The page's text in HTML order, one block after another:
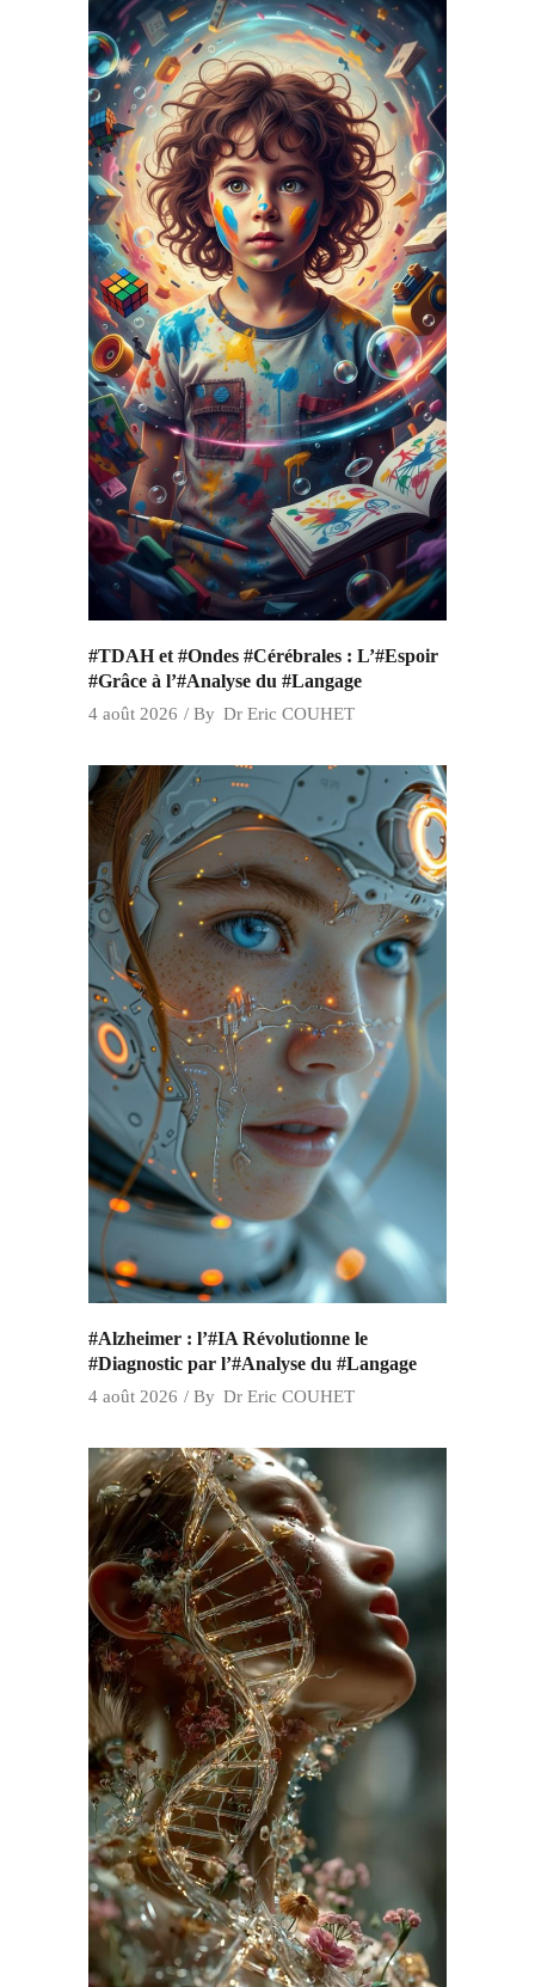
#TDAH et #Ondes #Cérébrales : L’#Espoir
#Grâce à l’#Analyse du #Langage
4 août 2026 By Dr Eric COUHET
#Alzheimer : l’#IA Révolutionne le
#Diagnostic par l’#Analyse du #Langage
4 août 2026 By Dr Eric COUHET